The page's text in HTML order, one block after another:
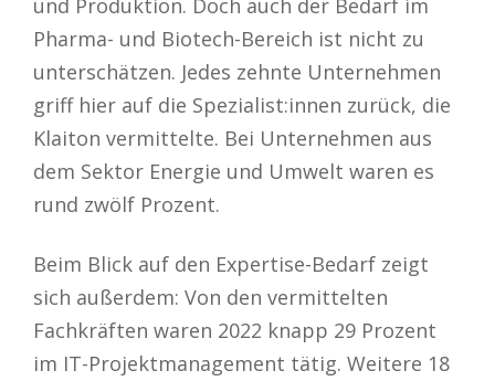
Pharma- und Biotech-Bereich ist nicht zu
unterschätzen. Jedes zehnte Unternehmen
griff hier auf die Spezialist:innen zurück, die
Klaiton vermittelte. Bei Unternehmen aus
dem Sektor Energie und Umwelt waren es
rund zwölf Prozent.
Beim Blick auf den Expertise-Bedarf zeigt
sich außerdem: Von den vermittelten
Fachkräften waren 2022 knapp 29 Prozent
im IT-Projektmanagement tätig. Weitere 18